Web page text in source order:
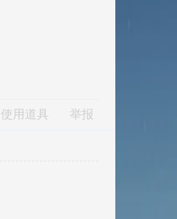
使用道具 举报